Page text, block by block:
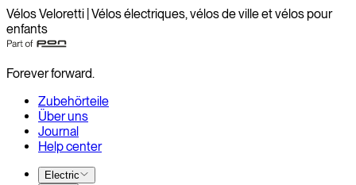
Vélos Veloretti | Vélos électriques, vélos de ville et vélos pour
enfants
Forever forward.
Zubehörteile
Über uns
Journal
Help center
Electric